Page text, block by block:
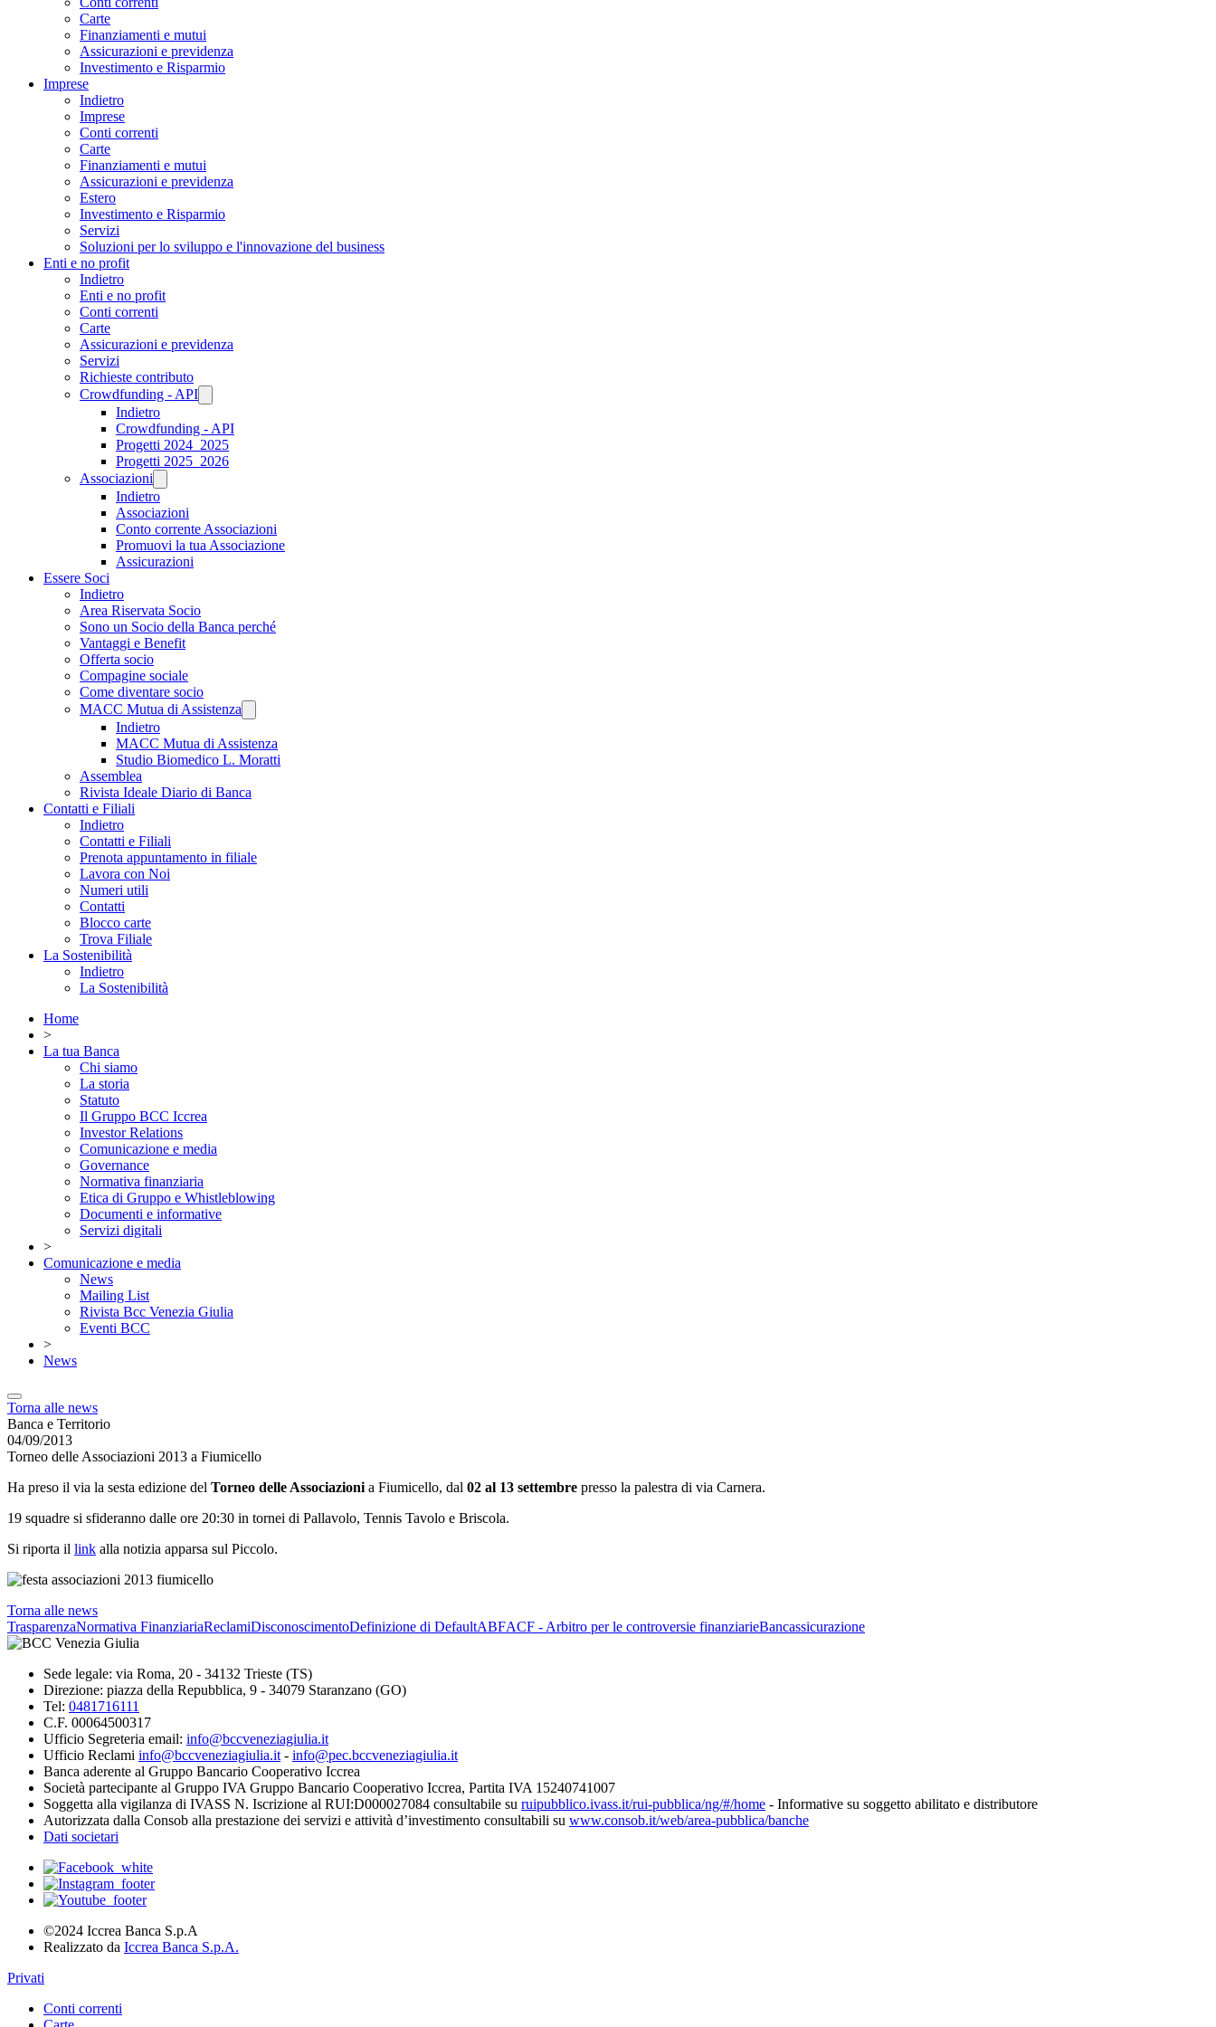
Carte
Finanziamenti e mutui
Assicurazioni e previdenza
Investimento e Risparmio
Imprese
Indietro
Imprese
Conti correnti
Carte
Finanziamenti e mutui
Assicurazioni e previdenza
Estero
Investimento e Risparmio
Servizi
Soluzioni per lo sviluppo e l'innovazione del business
Enti e no profit
Indietro
Enti e no profit
Conti correnti
Carte
Assicurazioni e previdenza
Servizi
Richieste contributo
Crowdfunding - API
Indietro
Crowdfunding - API
Progetti 2024_2025
Progetti 2025_2026
Associazioni
Indietro
Associazioni
Conto corrente Associazioni
Promuovi la tua Associazione
Assicurazioni
Essere Soci
Indietro
Area Riservata Socio
Sono un Socio della Banca perché
Vantaggi e Benefit
Offerta socio
Compagine sociale
Come diventare socio
MACC Mutua di Assistenza
Indietro
MACC Mutua di Assistenza
Studio Biomedico L. Moratti
Assemblea
Rivista Ideale Diario di Banca
Contatti e Filiali
Indietro
Contatti e Filiali
Prenota appuntamento in filiale
Lavora con Noi
Numeri utili
Contatti
Blocco carte
Trova Filiale
La Sostenibilità
Indietro
La Sostenibilità
Home
>
La tua Banca
Chi siamo
La storia
Statuto
Il Gruppo BCC Iccrea
Investor Relations
Comunicazione e media
Governance
Normativa finanziaria
Etica di Gruppo e Whistleblowing
Documenti e informative
Servizi digitali
>
Comunicazione e media
News
Mailing List
Rivista Bcc Venezia Giulia
Eventi BCC
>
News
Torna alle news
Banca e Territorio
04/09/2013
Torneo delle Associazioni 2013 a Fiumicello
Ha preso il via la sesta edizione del Torneo delle Associazioni a Fiumicello, dal 02 al 13 settembre presso la palestra di via Carnera.
19 squadre si sfideranno dalle ore 20:30 in tornei di Pallavolo, Tennis Tavolo e Briscola.
Si riporta il link alla notizia apparsa sul Piccolo.
Torna alle news
TrasparenzaNormativa FinanziariaReclamiDisconoscimentoDefinizione di DefaultABFACF - Arbitro per le controversie finanziarieBancassicurazione
Sede legale: via Roma, 20 - 34132 Trieste (TS)
Direzione: piazza della Repubblica, 9 - 34079 Staranzano (GO)
Tel: 0481716111
C.F. 00064500317
Ufficio Segreteria email: info@bccveneziagiulia.it
Ufficio Reclami info@bccveneziagiulia.it - info@pec.bccveneziagiulia.it
Banca aderente al Gruppo Bancario Cooperativo Iccrea
Società partecipante al Gruppo IVA Gruppo Bancario Cooperativo Iccrea, Partita IVA 15240741007
Soggetta alla vigilanza di IVASS N. Iscrizione al RUI:D000027084 consultabile su ruipubblico.ivass.it/rui-pubblica/ng/#/home - Informative su soggetto abilitato e distributore
Autorizzata dalla Consob alla prestazione dei servizi e attività d’investimento consultabili su www.consob.it/web/area-pubblica/banche
Dati societari
©2024 Iccrea Banca S.p.A
Realizzato da Iccrea Banca S.p.A.
Privati
Conti correnti